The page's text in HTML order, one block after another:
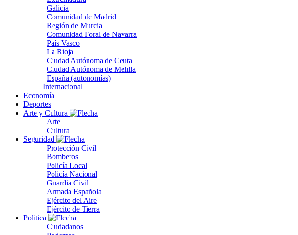
Galicia
Comunidad de Madrid
Región de Murcia
Comunidad Foral de Navarra
País Vasco
La Rioja
Ciudad Autónoma de Ceuta
Ciudad Autónoma de Melilla
España (autonomías)
Internacional
Economía
Deportes
Arte y Cultura
Arte
Cultura
Seguridad
Protección Civil
Bomberos
Policía Local
Policía Nacional
Guardia Civil
Armada Española
Ejército del Aire
Ejército de Tierra
Política
Ciudadanos